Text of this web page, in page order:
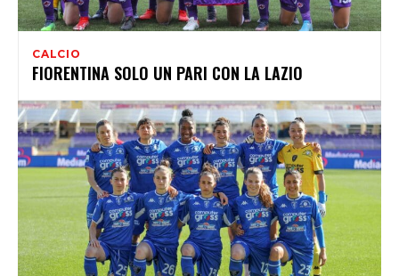
CALCIO
FIORENTINA SOLO UN PARI CON LA LAZIO